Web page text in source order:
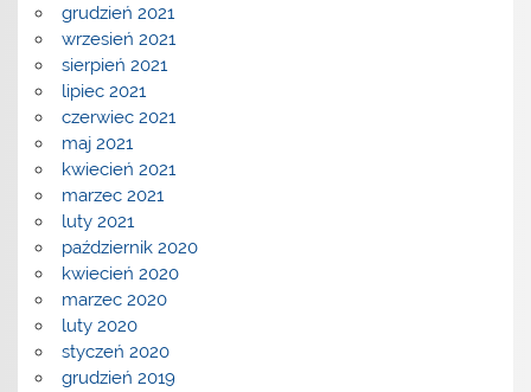
grudzień 2021
wrzesień 2021
sierpień 2021
lipiec 2021
czerwiec 2021
maj 2021
kwiecień 2021
marzec 2021
luty 2021
październik 2020
kwiecień 2020
marzec 2020
luty 2020
styczeń 2020
grudzień 2019